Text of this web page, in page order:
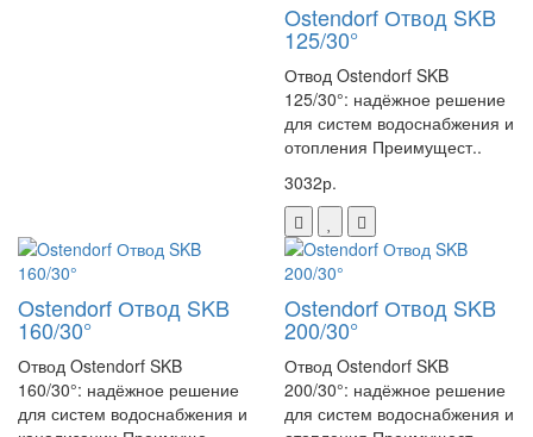
Ostendorf Отвод SKB
125/30°
Отвод Ostendorf SKB
125/30°: надёжное решение
для систем водоснабжения и
отопления Преимущест..
3032р.
Ostendorf Отвод SKB
160/30°
Отвод Ostendorf SKB
160/30°: надёжное решение
для систем водоснабжения и
Ostendorf Отвод SKB
200/30°
Отвод Ostendorf SKB
200/30°: надёжное решение
для систем водоснабжения и